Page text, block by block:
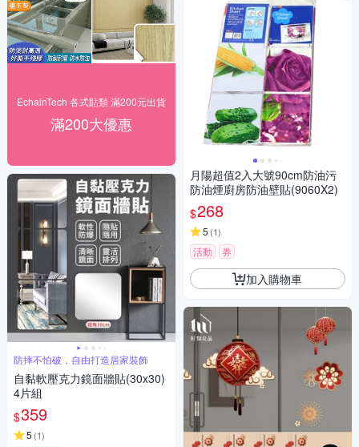
EchainTech 各式貼類 滿200元出貨
滿200大優惠
防摔不怕破，自由打造居家裝飾
自黏軟壓克力鏡面牆貼(30x30)
4片組
$359
5 (1)
月陽超值2入大號90cm防油污
防油煙廚房防油壁貼(9060X2)
$268
5 (1)
活動 券
加入購物車